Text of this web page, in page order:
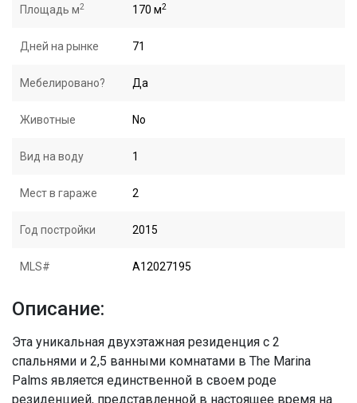
Площадь м2 170 м2
Дней на рынке 71
Мебелировано? Да
Животные No
Вид на воду 1
Мест в гараже 2
Год постройки 2015
MLS# A12027195
Описание:
Эта уникальная двухэтажная резиденция с 2
спальнями и 2,5 ванными комнатами в The Marina
Palms является единственной в своем роде
резиденцией, представленной в настоящее время на